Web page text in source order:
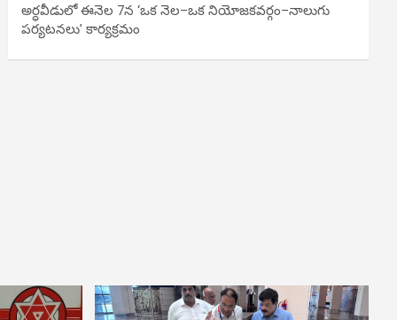
అర్ధవీడులో ఈనెల 7న ‘ఒక నెల–ఒక నియోజకవర్గం–నాలుగు
పర్యటనలు’ కార్యక్రమం